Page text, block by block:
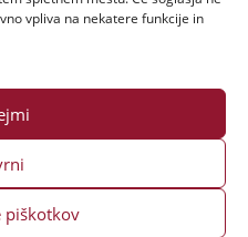
vpliva na nekatere funkcije in
piškotkov